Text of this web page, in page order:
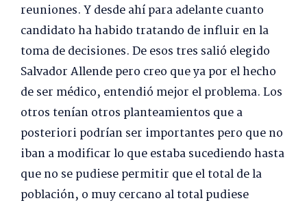
reuniones. Y desde ahí para adelante cuanto
candidato ha habido tratando de influir en la
toma de decisiones. De esos tres salió elegido
Salvador Allende pero creo que ya por el hecho
de ser médico, entendió mejor el problema. Los
otros tenían otros planteamientos que a
posteriori podrían ser importantes pero que no
iban a modificar lo que estaba sucediendo hasta
que no se pudiese permitir que el total de la
población, o muy cercano al total pudiese